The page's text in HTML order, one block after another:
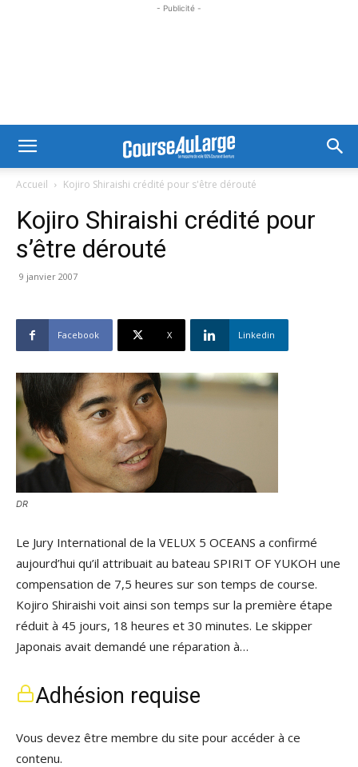
- Publicité -
Accueil Kojiro Shiraishi crédité pour s'être dérouté
Kojiro Shiraishi crédité pour
s’être dérouté
9 janvier 2007
Facebook X Linkedin
DR
Le Jury International de la VELUX 5 OCEANS a confirmé
aujourd’hui qu’il attribuait au bateau SPIRIT OF YUKOH une
compensation de 7,5 heures sur son temps de course.
Kojiro Shiraishi voit ainsi son temps sur la première étape
réduit à 45 jours, 18 heures et 30 minutes. Le skipper
Japonais avait demandé une réparation à…
Adhésion requise
Vous devez être membre du site pour accéder à ce
contenu.